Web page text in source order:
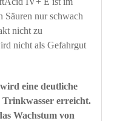
Säuren nur schwach
nicht zu
nicht als Gefahrgut
eine deutliche
Trinkwasser erreicht.
Wachstum von